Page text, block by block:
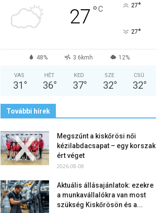
27 °C 27°
27°
48% 3.6kmh 12%
VAS
31 °
HÉT
36°
KED
37°
SZE
32°
CSÜ
32°
További hírek
Megszűnt a kiskőrösi női
kézilabdacsapat – egy korszak
ért véget
2026-08-08
Aktuális állásajánlatok: ezekre
a munkavállalókra van most
szükség Kiskőrösön és a...